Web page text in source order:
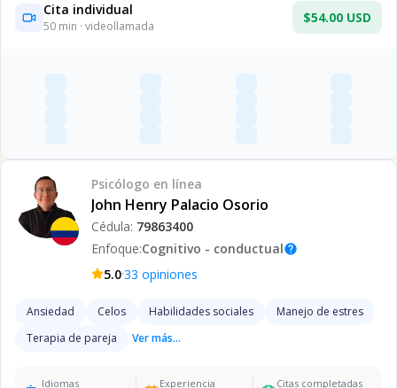
Cita individual
50 min · videollamada
$54.00 USD
Psicólogo en línea
John Henry Palacio Osorio
Cédula: 79863400
Enfoque:Cognitivo - conductualhelp
5.0·33 opiniones
Ansiedad Celos Habilidades sociales
Manejo de estres
Terapia de pareja
Ver más...
Idiomas Experiencia Citas completadas